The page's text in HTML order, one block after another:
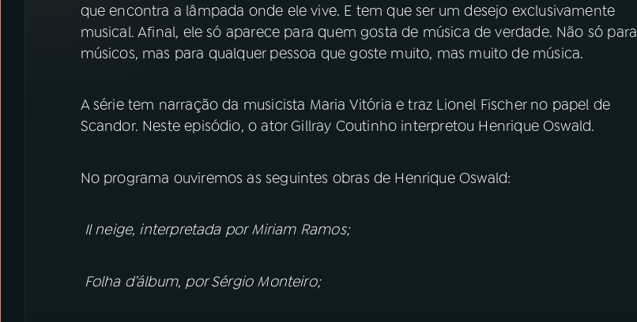
Instagram X
que encontra a lâmpada onde ele vive. E tem que ser um desejo exclusivamente
musical. Afinal, ele só aparece para quem gosta de música de verdade. Não só para
músicos, mas para qualquer pessoa que goste muito, mas muito de música.
A série tem narração da musicista Maria Vitória e traz Lionel Fischer no papel de
Scandor. Neste episódio, o ator Gillray Coutinho interpretou Henrique Oswald.
No programa ouviremos as seguintes obras de Henrique Oswald:
Il neige, interpretada por Miriam Ramos;
Folha d’álbum, por Sérgio Monteiro;